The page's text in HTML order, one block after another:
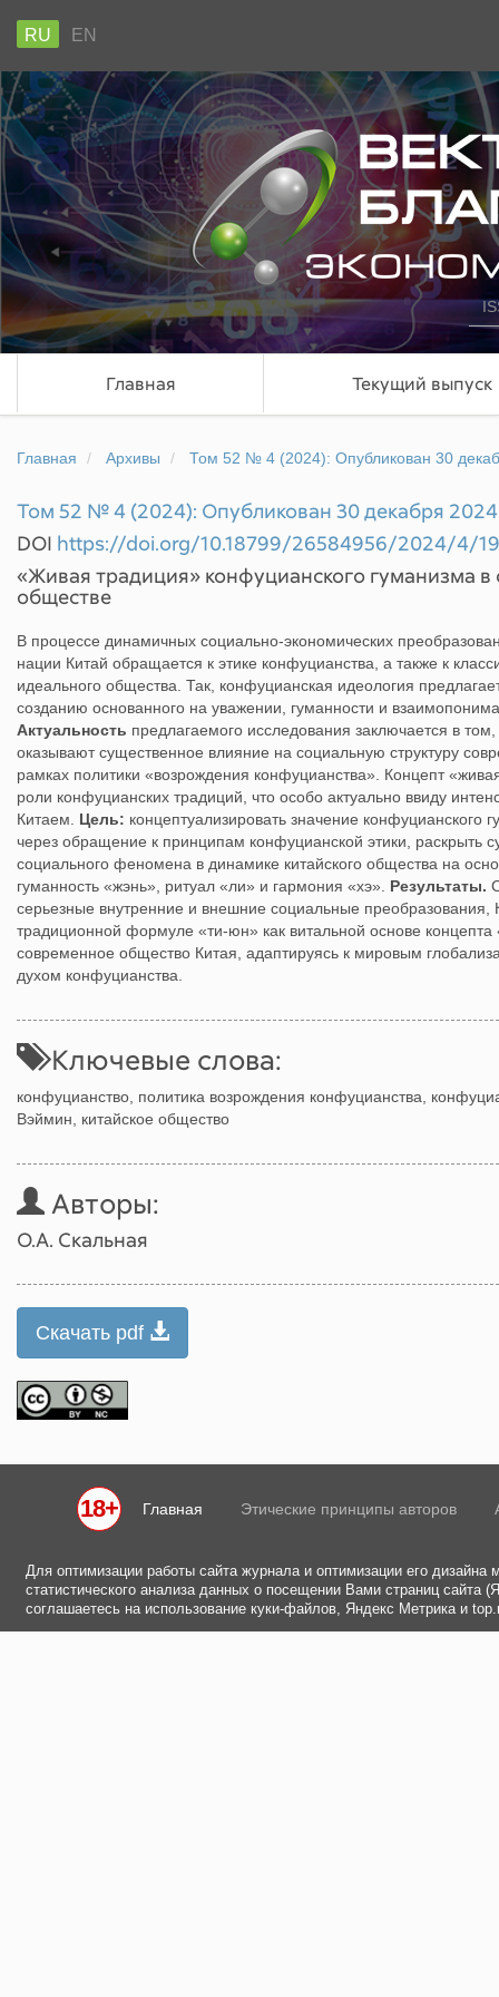
RU EN
Главная Текущий выпуск
Главная Архивы Том 52 № 4 (2024): Опубликован 30
Том 52 № 4 (2024): Опубликован 30 декабря 2024
DOI https://doi.org/10.18799/26584956/2024/4/
«Живая традиция» конфуцианского гуманизма
обществе
В процессе динамичных социально‐экономических
нации Китай обращается к этике конфуцианства, а также к
идеального общества. Так, конфуцианская идеология
созданию основанного на уважении, гуманности и
Актуальность предлагаемого исследования заключается в
оказывают существенное влияние на социальную структуру
рамках политики «возрождения конфуцианства». Концепт
роли конфуцианских традиций, что особо актуально ввиду
Китаем. Цель: концептуализировать значение
через обращение к принципам конфуцианской этики, раскрыть
социального феномена в динамике китайского общества на
гуманность «жэнь», ритуал «ли» и гармония «хэ». Результаты.
серьезные внутренние и внешние социальные преобразования,
традиционной формуле «ти-юн» как витальной основе
современное общество Китая, адаптируясь к мировым
духом конфуцианства.
Ключевые слова:
конфуцианство, политика возрождения конфуцианства,
Вэймин, китайское общество
Авторы:
О.А. Скальная
Скачать pdf
18+ Главная Этические принципы авторов
Для оптимизации работы сайта журнала и оптимизации его
статистического анализа данных о посещении Вами страниц
соглашаетесь на использование куки-файлов, Яндекс Метрика и